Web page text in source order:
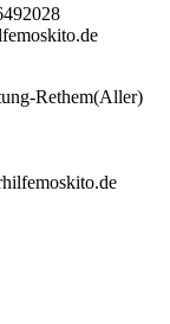
Rethem(Aller)